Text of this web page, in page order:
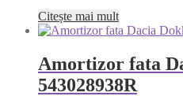
Citește mai mult
Amortizor fata
543028938R